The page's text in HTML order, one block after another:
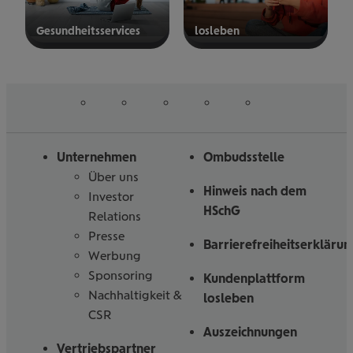
Gesund­heits­ser­vices los­le­ben
Unternehmen
Über uns
Investor
Relations
Presse
Werbung
Sponsoring
Nachhaltigkeit &
CSR
Vertriebspartner
Ombudsstelle
Hinweis nach dem
HSchG
Kundenplattform
losleben
Auszeichnungen
uns